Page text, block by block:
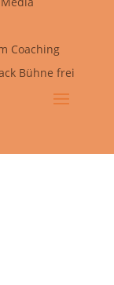
Coaching
Bühne frei